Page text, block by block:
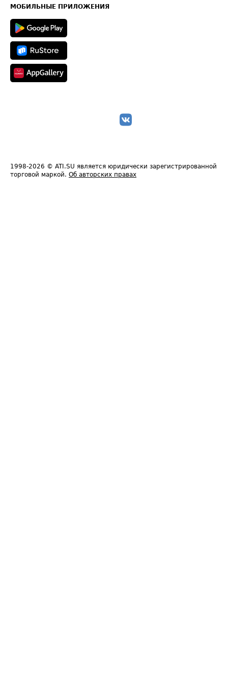
Техническая информация
МОБИЛЬНЫЕ ПРИЛОЖЕНИЯ
1998-2026 © ATI.SU является юридически зарегистрированной
торговой маркой. Об авторских правах